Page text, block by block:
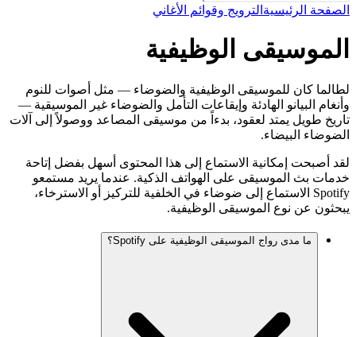
الصفحة الرئيسية الترويج وقوائم الأغاني
الموسيقى الوظيفية
لطالما كان للموسيقى الوظيفية والضوضاء — مثل أصوات للنوم
وأنغام البيانو الهادئة وإيقاعات التأمل والضوضاء غير الموسيقية —
تاريخ طويل يمتد لعقود، بدءاً من موسيقى المصاعد ووصولاً إلى آلات
الضوضاء البيضاء.
لقد أصبحت إمكانية الاستماع إلى هذا المحتوى أسهل بفضل إتاحة
خدمات بث الموسيقى على الهواتف الذكية. عندما يريد مستمعو
Spotify الاستماع إلى ضوضاء في الخلفية للتركيز أو الاسترخاء،
يبحثون عن نوع الموسيقى الوظيفية.
ما مدى رواج الموسيقى الوظيفية على Spotify؟